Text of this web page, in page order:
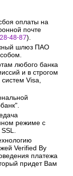
оплаты на
почте
48-87).
шлюз ПАО
любого банка
и в строгом
Visa,
режиме с
Verified By
платежа
придет Вам